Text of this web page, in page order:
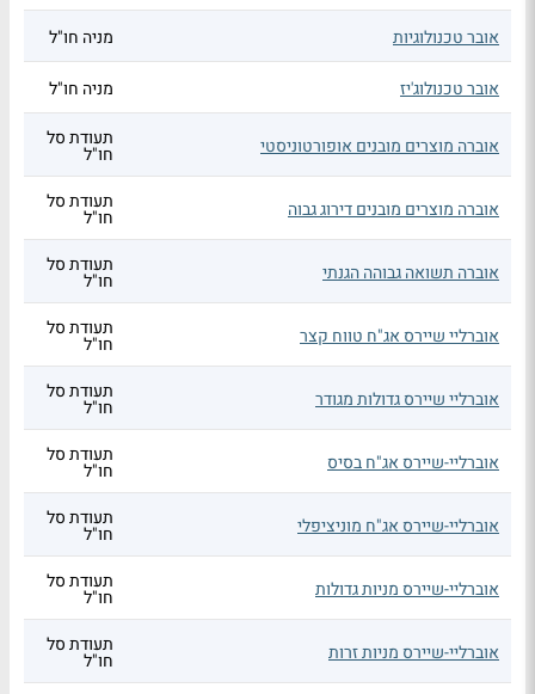
אובר טכנולוגיות מניה חו"ל
אובר טכנולוג'יז מניה חו"ל
אוברה מוצרים מובנים אופורטוניסטי תעודת סל
חו"ל
אוברה מוצרים מובנים דירוג גבוה תעודת סל
חו"ל
אוברה תשואה גבוהה הגנתי תעודת סל
חו"ל
אוברליי שיירס אג"ח טווח קצר תעודת סל
חו"ל
אוברליי שיירס גדולות מגודר תעודת סל
חו"ל
אוברליי-שיירס אג"ח בסיס תעודת סל
חו"ל
אוברליי-שיירס אג"ח מוניציפלי תעודת סל
חו"ל
אוברליי-שיירס מניות גדולות תעודת סל
חו"ל
אוברליי-שיירס מניות זרות תעודת סל
חו"ל